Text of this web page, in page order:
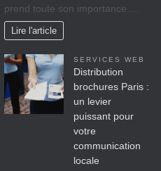
prend toute son importance.…
Lire l'article
SERVICES WEB
Distribution
brochures Paris :
un levier
puissant pour
votre
communication
locale